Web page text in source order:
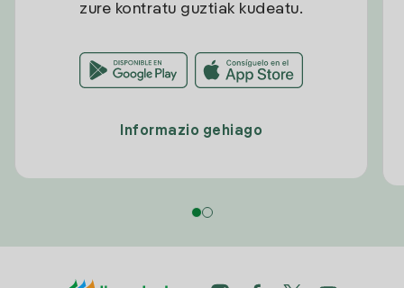
zure kontratu guztiak kudeatu.
Informazio gehiago